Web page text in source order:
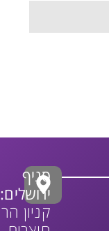
סניף
ירושלים:
קניון הר